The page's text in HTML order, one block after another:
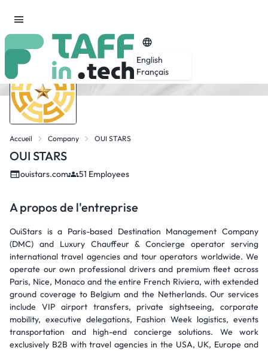
English
Français
Accueil Company OUI STARS
OUI STARS
ouistars.com 51 Employees
A propos de l'entreprise
OuiStars is a Paris-based Destination Management Company
(DMC) and Luxury Chauffeur & Concierge operator serving
international travel agencies and tour operators worldwide. We
operate our own professional drivers and premium fleet across
Paris, Nice, Monaco and the entire French Riviera, with extended
ground coverage to Belgium and the Netherlands. Our services
include VIP airport transfers, private sightseeing, corporate
mobility, executive delegations, Fashion Week logistics, events
transportation and high-end concierge solutions. We work
exclusively B2B with travel agencies in the USA, UK, Europe and